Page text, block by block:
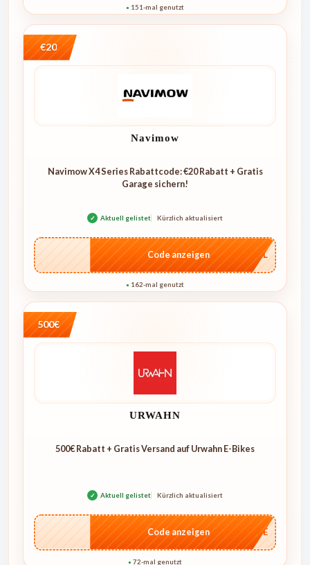
● 151-mal genutzt
€20
Navimow
Navimow X4 Series Rabattcode: €20 Rabatt + Gratis
Garage sichern!
✓ Aktuell gelistet Kürzlich aktualisiert
…4KL
Code anzeigen
● 162-mal genutzt
500€
URWAHN
500€ Rabatt + Gratis Versand auf Urwahn E-Bikes
✓ Aktuell gelistet Kürzlich aktualisiert
…CASE
Code anzeigen
● 72-mal genutzt